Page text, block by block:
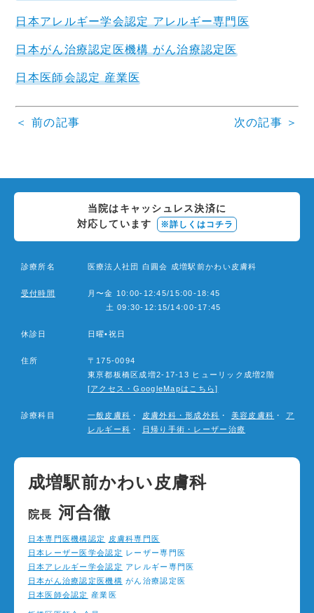
日本アレルギー学会認定 アレルギー専門医
日本がん治療認定医機構 がん治療認定医
日本医師会認定 産業医
ナ
ゲ
ー
シ
ン
＜ 前の記事 次の記事 ＞
当院はキャッシュレス決済に
対応しています
※詳しくはコチラ
診療所名 医療法人社団 白圓会 成増駅前かわい皮膚科
受付時間
月〜金 10:00-12:45/15:00-18:45
土 09:30-12:15/14:00-17:45
休診日 日曜•祝日
住所
〒175-0094
東亰都板橋区成増2-17-13 ヒューリック成増2階
[アクセス・GoogleMapはこちら]
診療科目 一般皮膚科 ・ 皮膚外科・形成外科 ・ 美容皮膚科 ・
ア
レルギー科 ・ 日帰り手術・レーザー治療
成増駅前かわい皮膚科
院長 河合徹
日本専門医機構認定
皮膚科専門医
日本レーザー医学会認定 レーザー専門医
日本アレルギー学会認定 アレルギー専門医
日本がん治療認定医機構 がん治療認定医
日本医師会認定
産業医